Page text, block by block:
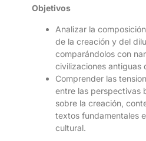
Objetivos
Analizar la
de la creación y del
comparándolos con
civilizaciones antiguas
Comprender las
entre las perspectivas
sobre la creación,
textos fundamentales
cultural.